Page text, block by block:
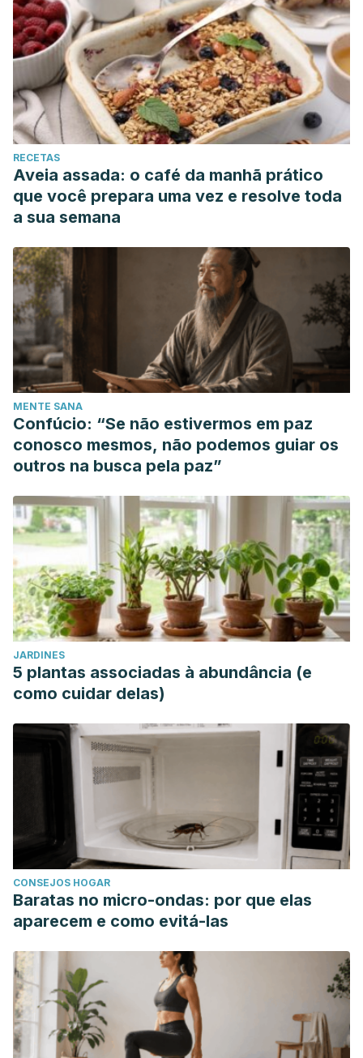
RECETAS
Aveia assada: o café da manhã prático
que você prepara uma vez e resolve toda
a sua semana
MENTE SANA
Confúcio: “Se não estivermos em paz
conosco mesmos, não podemos guiar os
outros na busca pela paz”
JARDINES
5 plantas associadas à abundância (e
como cuidar delas)
CONSEJOS HOGAR
Baratas no micro-ondas: por que elas
aparecem e como evitá-las